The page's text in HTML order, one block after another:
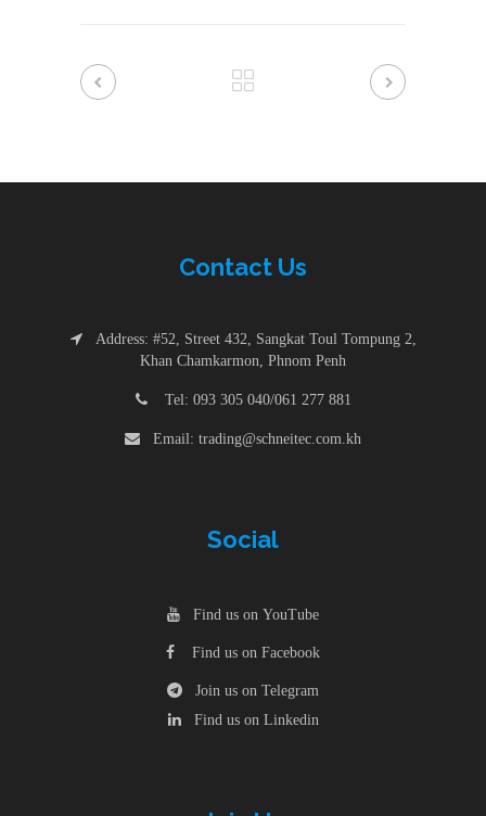
Contact Us
Address: #52, Street 432, Sangkat Toul Tompung 2,
Khan Chamkarmon, Phnom Penh
Tel: 093 305 040/061 277 881
Email: trading@schneitec.com.kh
Social
Find us on YouTube
Find us on Facebook
Join us on Telegram
Find us on Linkedin